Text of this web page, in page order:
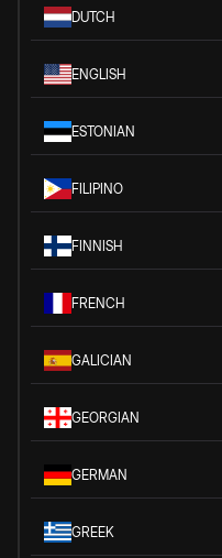
DUTCH
ENGLISH
ESTONIAN
FILIPINO
FINNISH
FRENCH
GALICIAN
GEORGIAN
GERMAN
GREEK